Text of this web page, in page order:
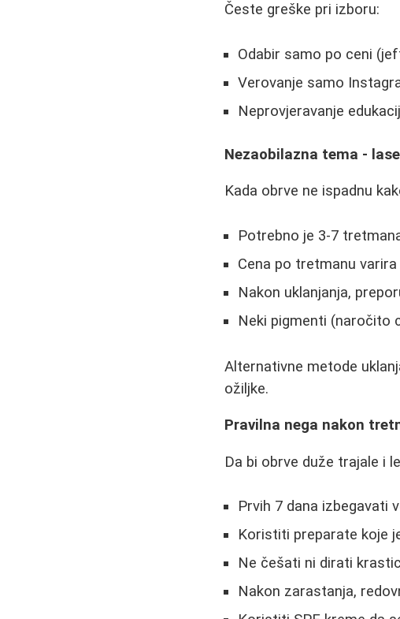
Česte greške pri izboru:
Odabir samo po ceni
Verovanje samo
Neprovjeravanje
Nezaobilazna tema -
Kada obrve ne ispadnu
Potrebno je 3-7
Cena po tretmanu
Nakon uklanjanja,
Neki pigmenti (naročito
Alternativne metode
ožiljke.
Pravilna nega nakon
Da bi obrve duže trajale i
Prvih 7 dana izbegavati
Koristiti preparate koje
Ne češati ni dirati
Nakon zarastanja,